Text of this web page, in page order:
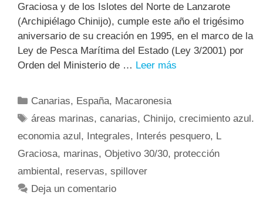
Graciosa y de los Islotes del Norte de Lanzarote
(Archipiélago Chinijo), cumple este año el trigésimo
aniversario de su creación en 1995, en el marco de la
Ley de Pesca Marítima del Estado (Ley 3/2001) por
Orden del Ministerio de … Leer más
Canarias, España, Macaronesia
áreas marinas,canarias, Chinijo,crecimiento azul.
economia azul, Integrales, Interés pesquero, L
Graciosa, marinas, Objetivo 30/30, protección
ambiental, reservas, spillover
Deja un comentario